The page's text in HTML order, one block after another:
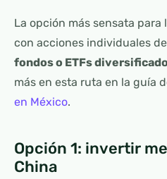
La opción más sensata para
con acciones individuales
fondos o ETFs
más en esta ruta en la guía
en México.
Opción 1: invertir
China